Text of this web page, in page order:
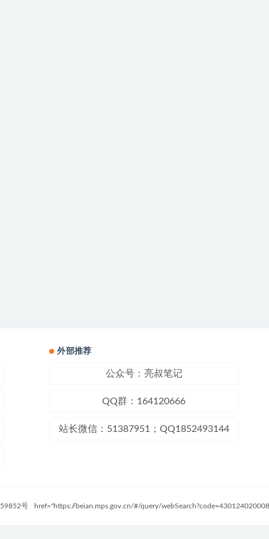
外部推荐
公众号：亮叔笔记
QQ群：164120666
站长微信：51387951；QQ1852493144
号 href="https://beian.mps.gov.cn/#/query/